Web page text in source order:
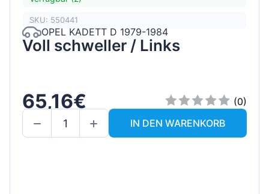
SKU: 550441
OPEL KADETT D 1979-1984
Voll schweller / Links
65,16€
(0)
IN DEN WARENKORB